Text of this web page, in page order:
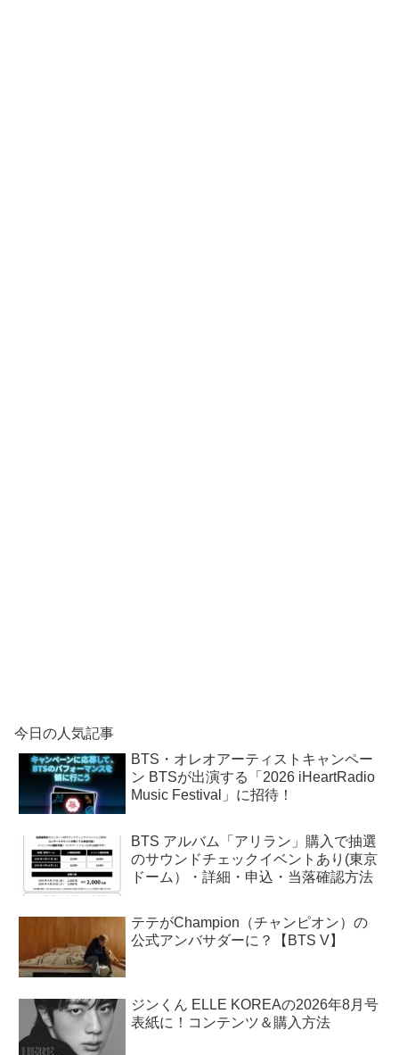
今日の人気記事
BTS・オレオアーティストキャンペー
ン BTSが出演する「2026 iHeartRadio
Music Festival」に招待！
BTS アルバム「アリラン」購入で抽選
のサウンドチェックイベントあり(東京
ドーム）・詳細・申込・当落確認方法
テテがChampion（チャンピオン）の
公式アンバサダーに？【BTS V】
ジンくん ELLE KOREAの2026年8月号
表紙に！コンテンツ＆購入方法